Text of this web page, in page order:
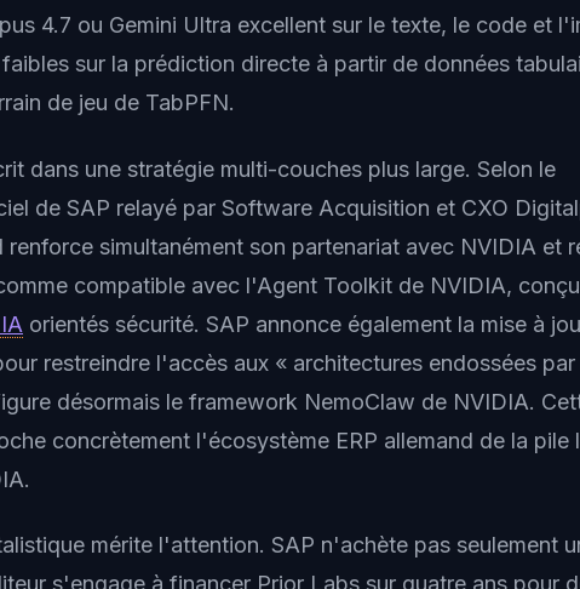
4.7 ou Gemini Ultra excellent sur le texte, le code et
sur la prédiction directe à partir de données
de jeu de TabPFN.
dans une stratégie multi-couches plus large. Selon le
de SAP relayé par Software Acquisition et CXO
renforce simultanément son partenariat avec NVIDIA et
compatible avec l'Agent Toolkit de NVIDIA,
orientés sécurité. SAP annonce également la mise à
restreindre l'accès aux « architectures endossées par
désormais le framework NemoClaw de NVIDIA.
concrètement l'écosystème ERP allemand de la pile
mérite l'attention. SAP n'achète pas seulement
s'engage à financer Prior Labs sur quatre ans pour